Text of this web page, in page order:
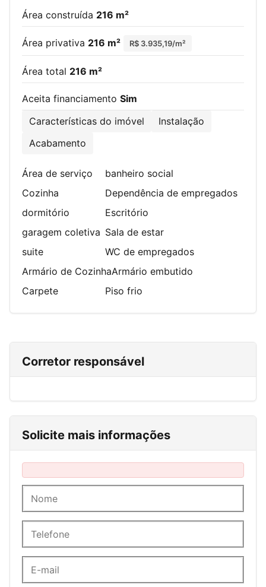
Área construída 216 m²
Área privativa 216 m² R$ 3.935,19/m²
Área total 216 m²
Aceita financiamento Sim
Características do imóvel
Instalação
Acabamento
Área de serviço
banheiro social
Cozinha
Dependência de empregados
dormitório
Escritório
garagem coletiva Sala de estar
suite
WC de empregados
Armário de CozinhaArmário embutido
Carpete
Piso frio
Corretor responsável
Solicite mais informações